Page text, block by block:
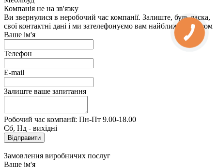
Компанія не на зв'язку
Ви звернулися в неробочий час компанії. Залиште, будь ласка,
свої контактні дані і ми зателефонуємо вам найближчим часом
Ваше ім'я
Телефон
E-mail
Залиште ваше запитання
Робочий час компанії: Пн-Пт 9.00-18.00
Сб, Нд - вихідні
Замовлення виробничих послуг
Ваше ім'я